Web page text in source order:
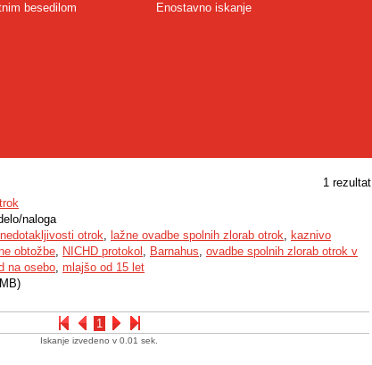
besedilom
Enostavno iskanje
1 rezultat
1
naloga
otrok, lažne ovadbe spolnih zlorab otrok, kaznivo
obtožbe, NICHD protokol , Barnahus, ovadbe spolnih zlorab otrok v
na osebo, mlajšo od 15 let
Iskanje izvedeno v 0.01 sek.